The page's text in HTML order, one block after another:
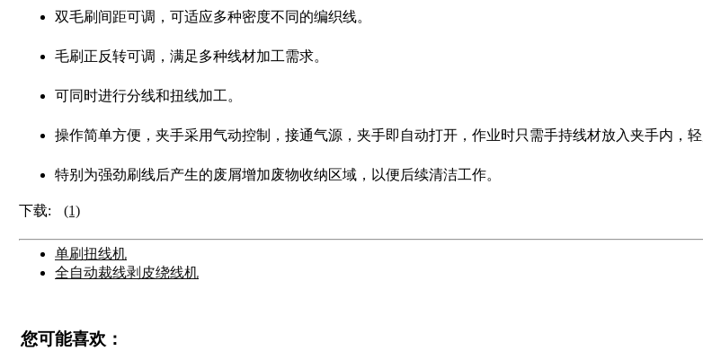
双毛刷间距可调，可适应多种密度不同的编织线。
毛刷正反转可调，满足多种线材加工需求。
可同时进行分线和扭线加工。
操作简单方便，夹手采用气动控制，接通气源，夹手即自动打开，作业时只需手持线材放入夹手内，
特别为强劲刷线后产生的废屑增加废物收纳区域，以便后续清洁工作。
下载: (1)
单刷扭线机
全自动裁线剥皮绕线机
您可能喜欢：